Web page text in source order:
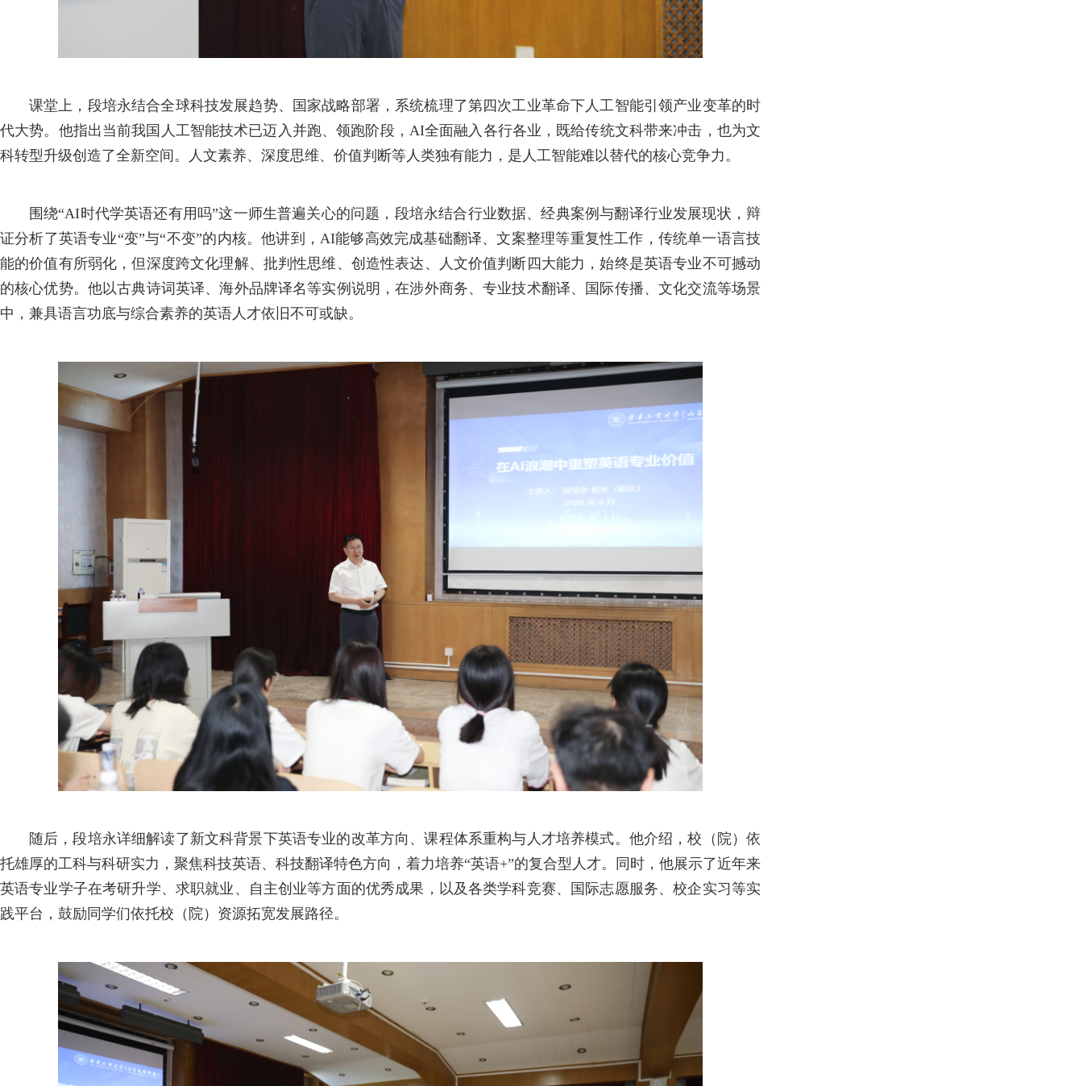
课堂上，段培永结合全球科技发展趋势、国家战略部署，系统梳理了第四次工业革命下人工智能引领产业变革的时
代大势。他指出当前我国人工智能技术已迈入并跑、领跑阶段，AI全面融入各行各业，既给传统文科带来冲击，也为文
科转型升级创造了全新空间。人文素养、深度思维、价值判断等人类独有能力，是人工智能难以替代的核心竞争力。
围绕“AI时代学英语还有用吗”这一师生普遍关心的问题，段培永结合行业数据、经典案例与翻译行业发展现状，辩
证分析了英语专业“变”与“不变”的内核。他讲到，AI能够高效完成基础翻译、文案整理等重复性工作，传统单一语言技
能的价值有所弱化，但深度跨文化理解、批判性思维、创造性表达、人文价值判断四大能力，始终是英语专业不可撼动
的核心优势。他以古典诗词英译、海外品牌译名等实例说明，在涉外商务、专业技术翻译、国际传播、文化交流等场景
中，兼具语言功底与综合素养的英语人才依旧不可或缺。
随后，段培永详细解读了新文科背景下英语专业的改革方向、课程体系重构与人才培养模式。他介绍，校（院）依
托雄厚的工科与科研实力，聚焦科技英语、科技翻译特色方向，着力培养“英语+”的复合型人才。同时，他展示了近年来
英语专业学子在考研升学、求职就业、自主创业等方面的优秀成果，以及各类学科竞赛、国际志愿服务、校企实习等实
践平台，鼓励同学们依托校（院）资源拓宽发展路径。